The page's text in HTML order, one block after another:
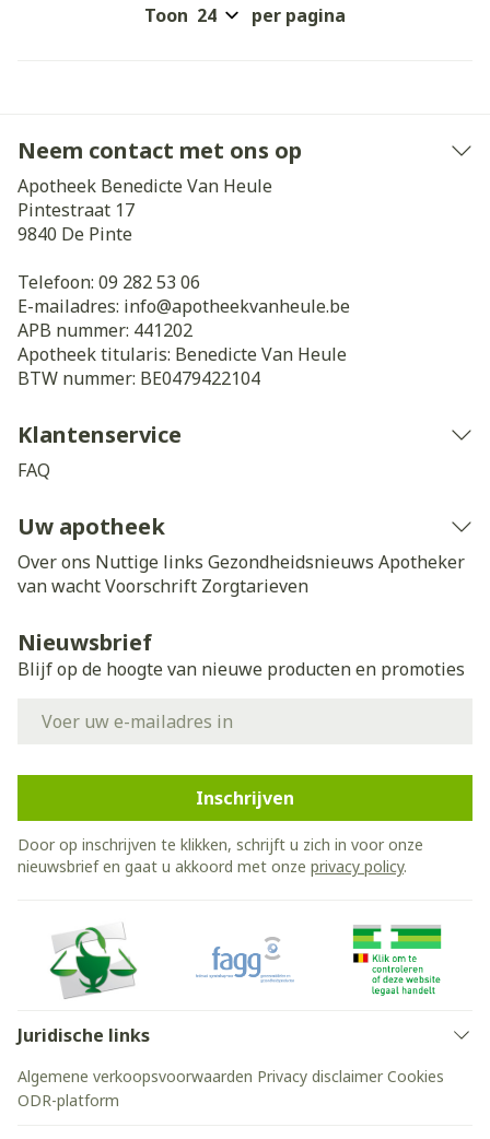
Toon per pagina
Neem contact met ons op
Apotheek Benedicte Van Heule
Pintestraat 17
9840 De Pinte
Telefoon: 09 282 53 06
E-mailadres: info@apotheekvanheule.be
APB nummer: 441202
Apotheek titularis: Benedicte Van Heule
BTW nummer: BE0479422104
Klantenservice
FAQ
Uw apotheek
Over ons Nuttige links Gezondheidsnieuws Apotheker
van wachtVoorschrift Zorgtarieven
Nieuwsbrief
Blijf op de hoogte van nieuwe producten en promoties
Inschrijven
Door op inschrijven te klikken, schrijft u zich in voor onze
nieuwsbrief en gaat u akkoord met onze privacy policy.
Juridische links
Algemene verkoopsvoorwaarden Privacy disclaimer Cookies
ODR-platform